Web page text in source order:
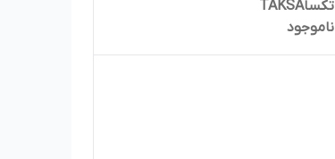
تکساTAKSA
ناموجود